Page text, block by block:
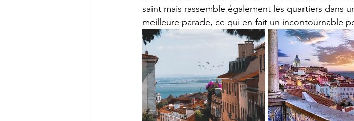
saint mais rassemble également les quartiers dans
meilleure parade, ce qui en fait un incontournable